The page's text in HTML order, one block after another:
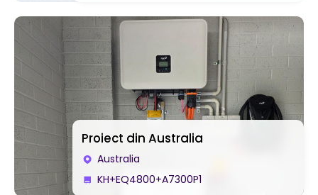
Proiect din Australia
Australia
KH+EQ4800+A7300P1